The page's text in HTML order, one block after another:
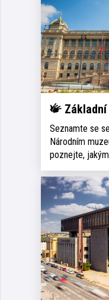
Seznamte se
Národním
poznejte,